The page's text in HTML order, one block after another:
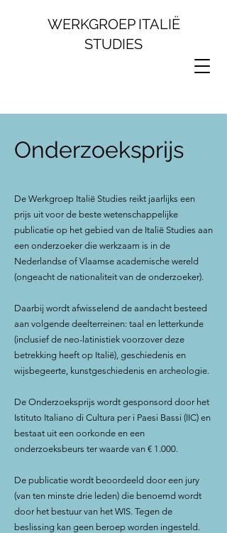
WERKGROEP ITALIË
STUDIES
Onderzoeksprijs
De Werkgroep Italië Studies reikt jaarlijks een
prijs uit voor de beste wetenschappelijke
publicatie op het gebied van de Italië Studies aan
een onderzoeker die werkzaam is in de
Nederlandse of Vlaamse academische wereld
(ongeacht de nationaliteit van de onderzoeker).
Daarbij wordt afwisselend de aandacht besteed
aan volgende deelterreinen: taal en letterkunde
(inclusief de neo-latinistiek voorzover deze
betrekking heeft op Italië), geschiedenis en
wijsbegeerte, kunstgeschiedenis en archeologie.
De Onderzoeksprijs wordt gesponsord door het
Istituto Italiano di Cultura per i Paesi Bassi (IIC) en
bestaat uit een oorkonde en een
onderzoeksbeurs ter waarde van € 1.000.
De publicatie wordt beoordeeld door een jury
(van ten minste drie leden) die benoemd wordt
door het bestuur van het WIS. Tegen de
beslissing kan geen beroep worden ingesteld.